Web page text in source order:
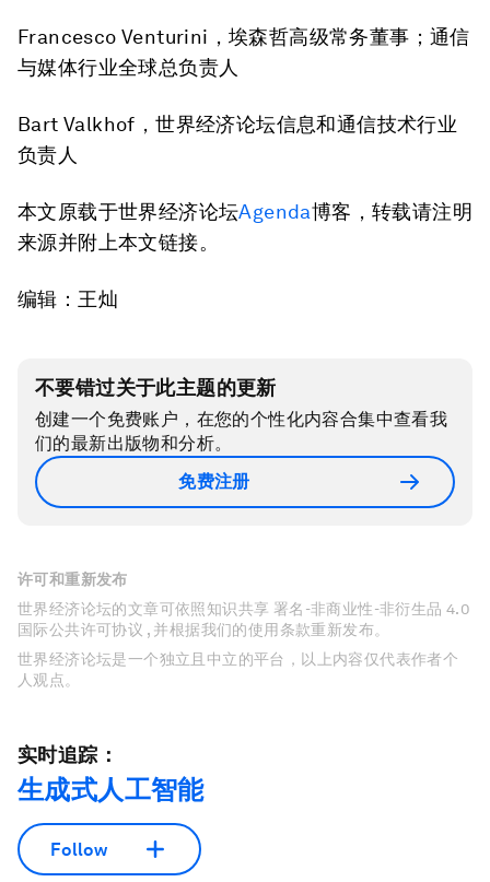
Francesco Venturini，埃森哲高级常务董事；通信
与媒体行业全球总负责人
Bart Valkhof，世界经济论坛信息和通信技术行业
负责人
本文原载于世界经济论坛Agenda博客，转载请注明
来源并附上本文链接。
编辑：王灿
不要错过关于此主题的更新
创建一个免费账户，在您的个性化内容合集中查看我
们的最新出版物和分析。
免费注册
许可和重新发布
世界经济论坛的文章可依照知识共享 署名-非商业性-非衍生品 4.0
国际公共许可协议 , 并根据我们的使用条款重新发布。
世界经济论坛是一个独立且中立的平台，以上内容仅代表作者个
人观点。
实时追踪：
生成式人工智能
Follow